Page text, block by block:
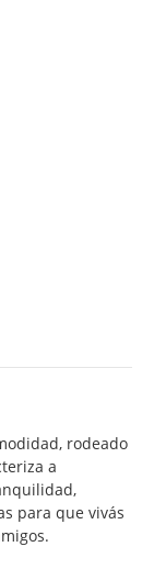
rodeado
a
para que vivás